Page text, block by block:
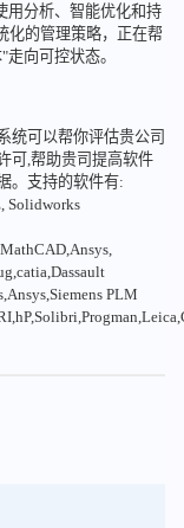
用分析、智能优化和持
化的管理策略，正在帮
向可控状态。
统可以帮你评估贵公司
可,帮助贵司提高软件
。支持的软件有:
Solidworks
PLM